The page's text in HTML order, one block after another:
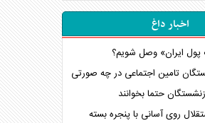
اخبار داغ
پول ایران» وصل شویم؟
تامین اجتماعی در چه صورتی
حتما بخوانند
روی آسانی با پنجره بسته